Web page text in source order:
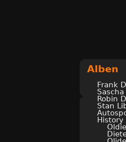
Alben
Frank
Sascha
Robin
Stan
History